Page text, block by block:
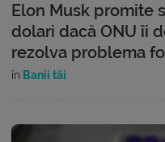
Elon Musk promite
dolari dacă ONU îi
rezolva problema
în Banii tăi